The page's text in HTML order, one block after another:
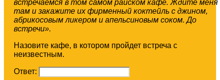
встречаемся в том самом райском кафе. Ждите меня
там и закажите их фирменный коктейль с джином,
абрикосовым ликером и апельсиновым соком. До
встречи».
Назовите кафе, в котором пройдет встреча с
неизвестным.
Ответ: